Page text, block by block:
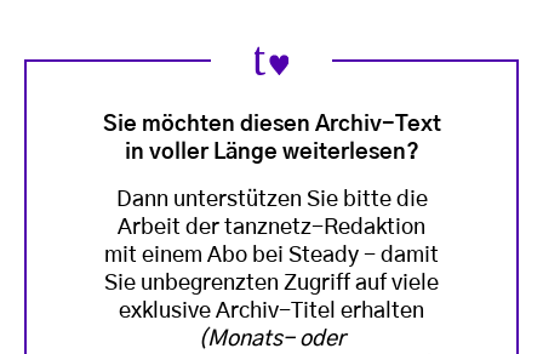
Sie möchten diesen Archiv-Text
in voller Länge weiterlesen?
Dann unterstützen Sie bitte die
Arbeit der tanznetz-Redaktion
mit einem Abo bei Steady - damit
Sie unbegrenzten Zugriff auf viele
exklusive Archiv-Titel erhalten
(Monats- oder